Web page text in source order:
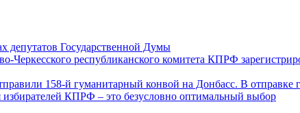
Государственной Думы
республиканского комитета КПРФ
158-й гуманитарный конвой на Донбасс. В отправке
КПРФ – это безусловно оптимальный выбор